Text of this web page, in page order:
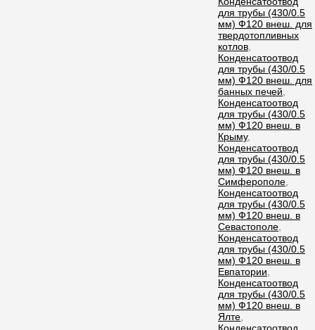
для трубы (430/0.5
мм) Ф120 внеш. для
твердотопливных
котлов
Конденсатоотвод
для трубы (430/0.5
мм) Ф120 внеш. для
банных печей
Конденсатоотвод
для трубы (430/0.5
мм) Ф120 внеш. в
Крыму,
Конденсатоотвод
для трубы (430/0.5
мм) Ф120 внеш. в
Симферополе
Конденсатоотвод
для трубы (430/0.5
мм) Ф120 внеш. в
Севастополе
Конденсатоотвод
для трубы (430/0.5
мм) Ф120 внеш. в
Евпатории
Конденсатоотвод
для трубы (430/0.5
мм) Ф120 внеш. в
Ялте